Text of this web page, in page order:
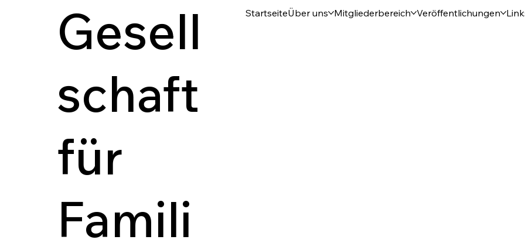
Gesell
schaft
für
Famili
StartseiteÜber uns Mitgliederbereich Veröffentlichungen